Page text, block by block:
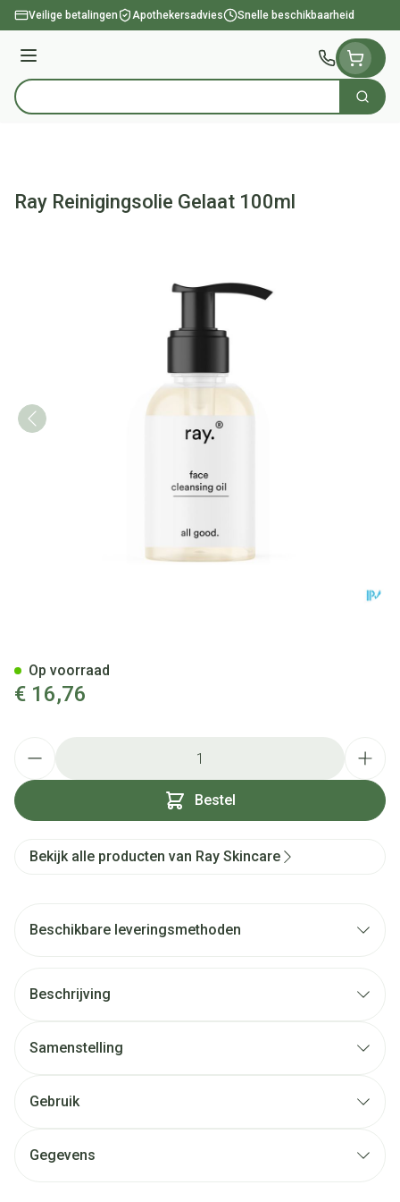
Ga naar de inhoud
Veilige betalingen Apothekersadvies Snelle beschikbaarheid
Menu
Product, merk, categorie... Zoek
Ray Reinigingsolie Gelaat 100ml
€ 16,76
Bestel
Op voorraad
Bekijk alle producten van Ray Skincare
Beschikbare leveringsmethoden
Beschrijving
Samenstelling
Gebruik
Gegevens